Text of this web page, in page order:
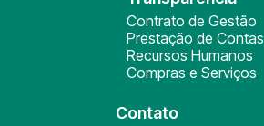
Contrato de Gestão
Prestação de Contas
Recursos Humanos
Compras e Serviços
Contato